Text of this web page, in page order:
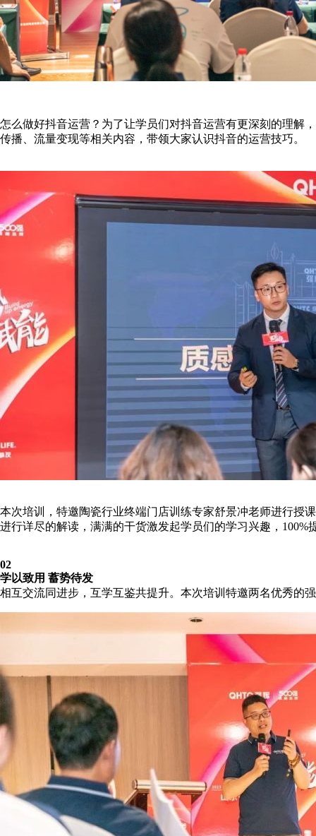
怎么做好抖音运营？为了让学员们对抖音运营有更深刻的理解
传播、流量变现等相关内容，带领大家认识抖音的运营技巧。
本次培训，特邀陶瓷行业终端门店训练专家舒景冲老师进行授
进行详尽的解读，满满的干货激发起学员们的学习兴趣，100%
02
学以致用 蓄势待发
相互交流同进步，互学互鉴共提升。本次培训特邀两名优秀的